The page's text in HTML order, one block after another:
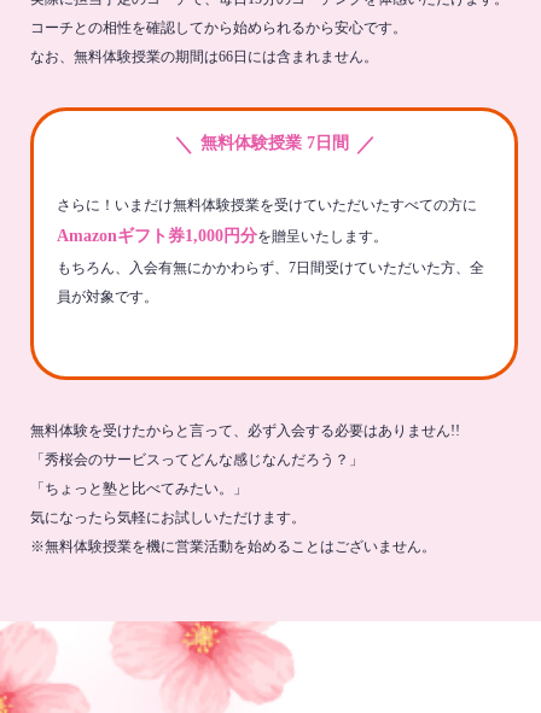
コーチとの相性を確認してから始められるから安心です。
なお、無料体験授業の期間は66日には含まれません。
＼ 無料体験授業 7日間 ／
さらに！いまだけ無料体験授業を受けていただいたすべての方に
Amazonギフト券1,000円分を贈呈いたします。
もちろん、入会有無にかかわらず、7日間受けていただいた方、全
員が対象です。
無料体験を受けたからと言って、必ず入会する必要はありません!!
「秀桜会のサービスってどんな感じなんだろう？」
「ちょっと塾と比べてみたい。」
気になったら気軽にお試しいただけます。
※無料体験授業を機に営業活動を始めることはございません。